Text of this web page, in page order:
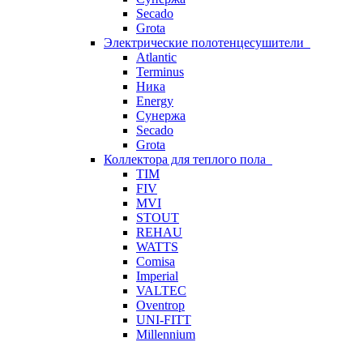
Secado
Grota
Электрические полотенцесушители
Atlantic
Terminus
Ника
Energy
Сунержа
Secado
Grota
Коллектора для теплого пола
TIM
FIV
MVI
STOUT
REHAU
WATTS
Comisa
Imperial
VALTEC
Oventrop
UNI-FITT
Millennium